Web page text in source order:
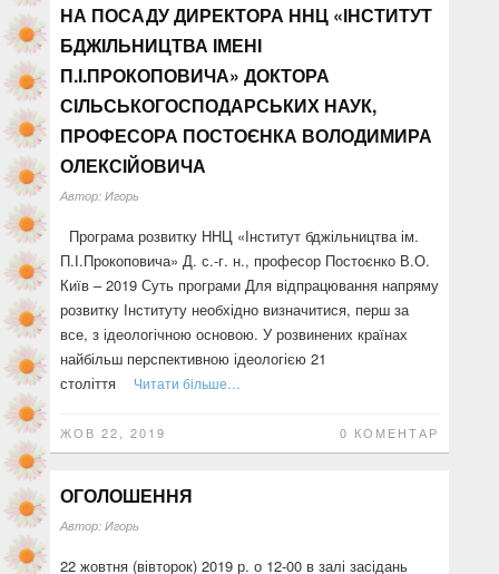
НА ПОСАДУ ДИРЕКТОРА ННЦ «ІНСТИТУТ
БДЖІЛЬНИЦТВА ІМЕНІ
П.І.ПРОКОПОВИЧА» ДОКТОРА
СІЛЬСЬКОГОСПОДАРСЬКИХ НАУК,
ПРОФЕСОРА ПОСТОЄНКА ВОЛОДИМИРА
ОЛЕКСІЙОВИЧА
Автор: Игорь
Програма розвитку ННЦ «Інститут бджільництва ім.
П.І.Прокоповича» Д. с.-г. н., професор Постоєнко В.О.
Київ – 2019 Суть програми Для відпрацювання напряму
розвитку Інституту необхідно визначитися, перш за
все, з ідеологічною основою. У розвинених країнах
найбільш перспективною ідеологією 21
століття
Читати більше…
ЖОВ 22, 2019 0 КОМЕНТАР
ОГОЛОШЕННЯ
Автор: Игорь
22 жовтня (вівторок) 2019 р. о 12-00 в залі засідань